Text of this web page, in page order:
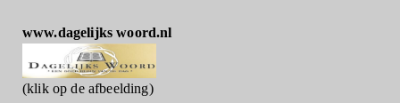
www.dagelijks woord.nl
(klik op de afbeelding)